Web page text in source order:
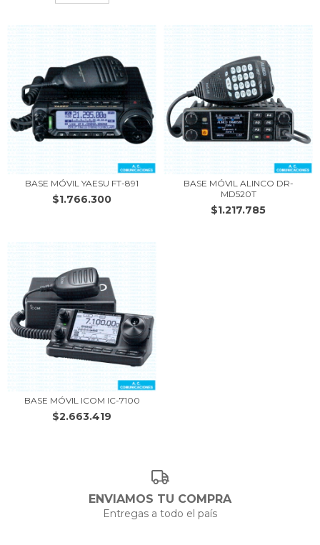
BASE MÓVIL YAESU FT-891
$1.766.300
BASE MÓVIL ALINCO DR-
MD520T
$1.217.785
BASE MÓVIL ICOM IC-7100
$2.663.419
ENVIAMOS TU COMPRA
Entregas a todo el país